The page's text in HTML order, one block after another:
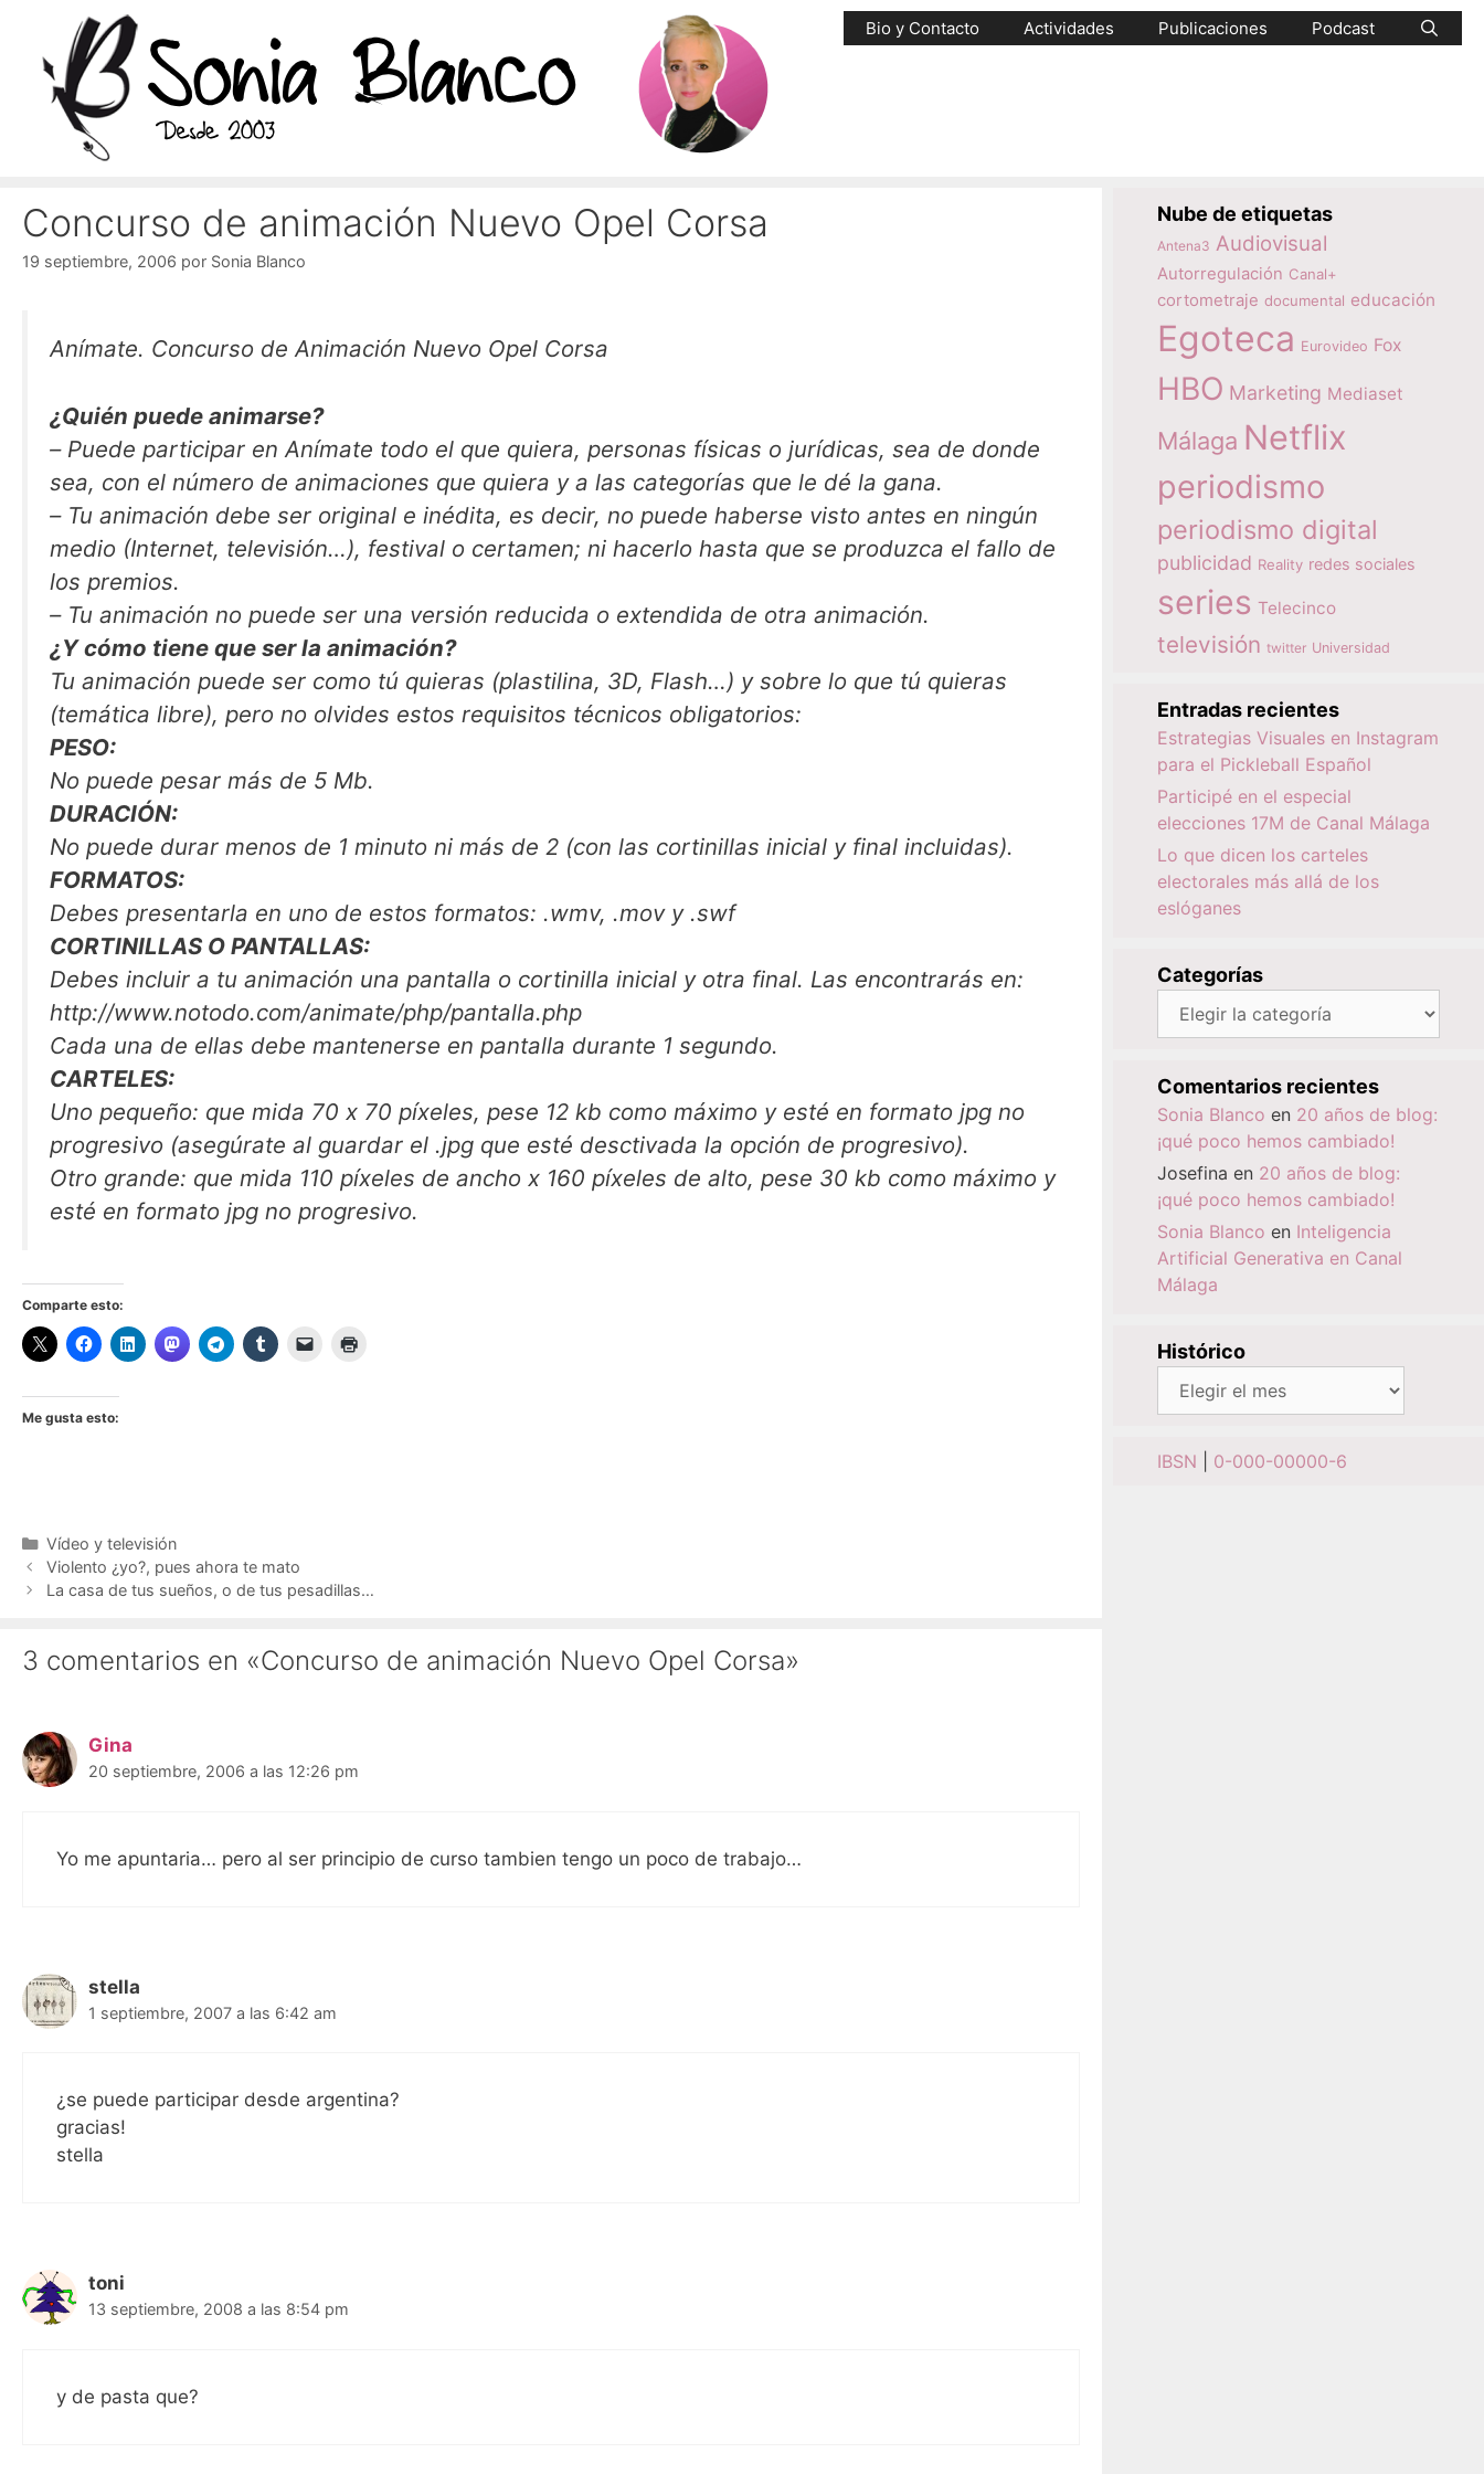
contenido
Bio y Contacto Actividades Publicaciones Podcast
Concurso de animación Nuevo Opel Corsa
19 septiembre, 2006 por Sonia Blanco
Anímate. Concurso de Animación Nuevo Opel Corsa
¿Quién puede animarse?
– Puede participar en Anímate todo el que quiera, personas físicas o jurídicas, sea de donde
sea, con el número de animaciones que quiera y a las categorías que le dé la gana.
– Tu animación debe ser original e inédita, es decir, no puede haberse visto antes en ningún
medio (Internet, televisión…), festival o certamen; ni hacerlo hasta que se produzca el fallo de
los premios.
– Tu animación no puede ser una versión reducida o extendida de otra animación.
¿Y cómo tiene que ser la animación?
Tu animación puede ser como tú quieras (plastilina, 3D, Flash…) y sobre lo que tú quieras
(temática libre), pero no olvides estos requisitos técnicos obligatorios:
PESO:
No puede pesar más de 5 Mb.
DURACIÓN:
No puede durar menos de 1 minuto ni más de 2 (con las cortinillas inicial y final incluidas).
FORMATOS:
Debes presentarla en uno de estos formatos: .wmv, .mov y .swf
CORTINILLAS O PANTALLAS:
Debes incluir a tu animación una pantalla o cortinilla inicial y otra final. Las encontrarás en:
http://www.notodo.com/animate/php/pantalla.php
Cada una de ellas debe mantenerse en pantalla durante 1 segundo.
CARTELES:
Uno pequeño: que mida 70 x 70 píxeles, pese 12 kb como máximo y esté en formato jpg no
progresivo (asegúrate al guardar el .jpg que esté desctivada la opción de progresivo).
Otro grande: que mida 110 píxeles de ancho x 160 píxeles de alto, pese 30 kb como máximo y
esté en formato jpg no progresivo.
Comparte esto:
Me gusta esto:
Categorías
Vídeo y televisión
Violento ¿yo?, pues ahora te mato
La casa de tus sueños, o de tus pesadillas…
3 comentarios en «Concurso de animación Nuevo Opel Corsa»
Gina
20 septiembre, 2006 a las 12:26 pm
Yo me apuntaria… pero al ser principio de curso tambien tengo un poco de trabajo…
stella
1 septiembre, 2007 a las 6:42 am
¿se puede participar desde argentina?
gracias!
stella
toni
13 septiembre, 2008 a las 8:54 pm
y de pasta que?
Nube de etiquetas
Antena3 Audiovisual
Autorregulación Canal+
cortometraje documental educación
Egoteca Eurovideo Fox
HBO Marketing Mediaset
Málaga Netflix
periodismo
periodismo digital
publicidad Reality redes sociales
series Telecinco
televisión twitter Universidad
Entradas recientes
Estrategias Visuales en Instagram
para el Pickleball Español
Participé en el especial
elecciones 17M de Canal Málaga
Lo que dicen los carteles
electorales más allá de los
eslóganes
Categorías
Categorías
Comentarios recientes
Sonia Blanco en 20 años de blog:
¡qué poco hemos cambiado!
Josefina en 20 años de blog:
¡qué poco hemos cambiado!
Sonia Blanco en Inteligencia
Artificial Generativa en Canal
Málaga
Histórico
Histórico
IBSN 0-000-00000-6